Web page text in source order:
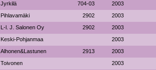
Jyrkilä 704-03 2003
Pihlavamäki 2902 2003
L-l. J. Salonen Oy 2902 2003
Keski-Pohjanmaa 2003
Alhonen&Lastunen 2913 2003
Toivonen 2003